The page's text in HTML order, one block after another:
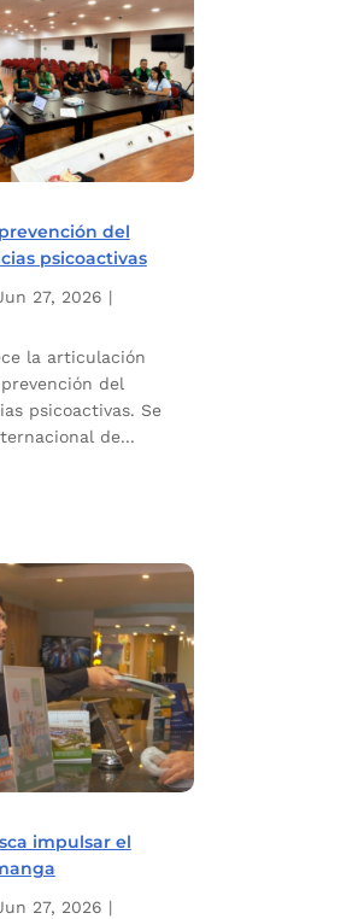
del
psicoactivas
27, 2026 |
la articulación
del
psicoactivas. Se
de...
impulsar el
27, 2026 |